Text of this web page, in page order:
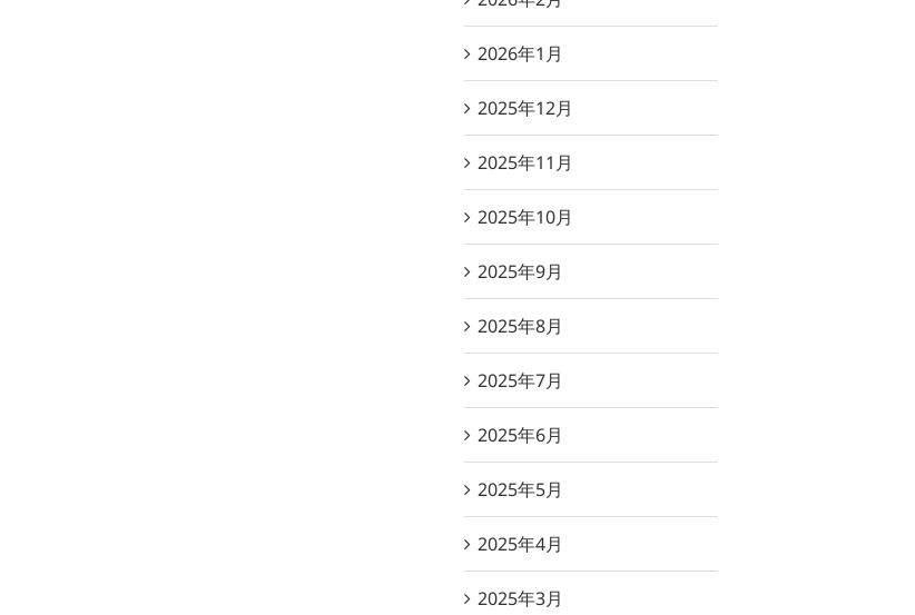
2026年1月
2025年12月
2025年11月
2025年10月
2025年9月
2025年8月
2025年7月
2025年6月
2025年5月
2025年4月
2025年3月